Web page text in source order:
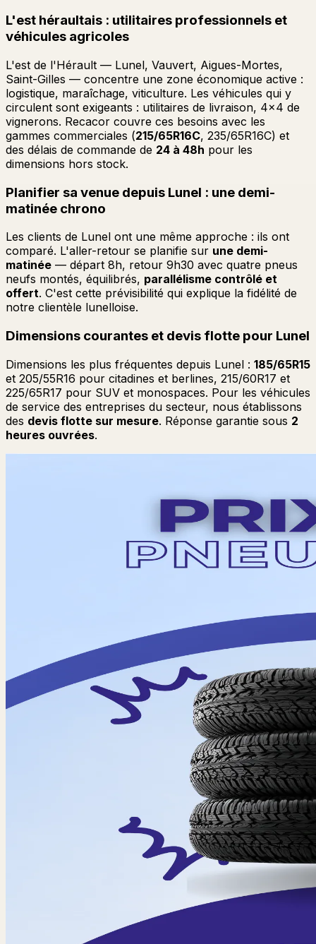
L'est héraultais : utilitaires professionnels et
véhicules agricoles
L'est de l'Hérault — Lunel, Vauvert, Aigues-Mortes,
Saint-Gilles — concentre une zone économique active :
logistique, maraîchage, viticulture. Les véhicules qui y
circulent sont exigeants : utilitaires de livraison, 4x4 de
vignerons. Recacor couvre ces besoins avec les
gammes commerciales (215/65R16C, 235/65R16C) et
des délais de commande de 24 à 48h pour les
dimensions hors stock.
Planifier sa venue depuis Lunel : une demi-
matinée chrono
Les clients de Lunel ont une même approche : ils ont
comparé. L'aller-retour se planifie sur une demi-
matinée — départ 8h, retour 9h30 avec quatre pneus
neufs montés, équilibrés, parallélisme contrôlé et
offert. C'est cette prévisibilité qui explique la fidélité de
notre clientèle lunelloise.
Dimensions courantes et devis flotte pour Lunel
Dimensions les plus fréquentes depuis Lunel : 185/65R15
et 205/55R16 pour citadines et berlines, 215/60R17 et
225/65R17 pour SUV et monospaces. Pour les véhicules
de service des entreprises du secteur, nous établissons
des devis flotte sur mesure. Réponse garantie sous 2
heures ouvrées.